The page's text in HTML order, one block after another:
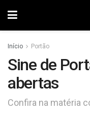
Início Portão
Sine de
abertas
Confira na matéria